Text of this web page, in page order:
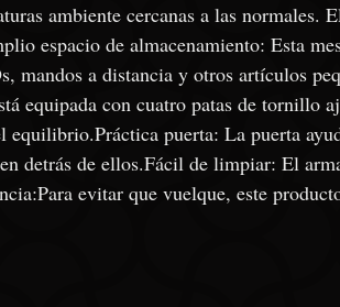
ambiente cercanas a las normales.
espacio de almacenamiento: Esta
mandos a distancia y otros artículos
equipada con cuatro patas de tornillo
puerta: La puerta
detrás de ellos.Fácil de limpiar: El
evitar que vuelque, este